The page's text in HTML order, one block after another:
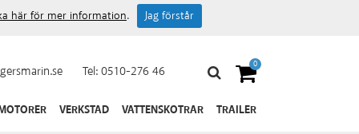
Tel:0510-276 46 0
VERKSTAD VATTENSKOTRAR TRAILER
här för mer information. Jag förstår